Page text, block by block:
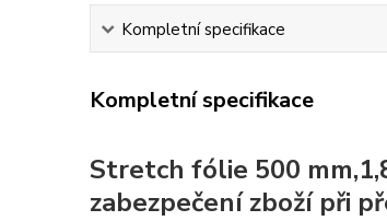
Kompletní specifikace
Kompletní specifikace
Stretch fólie 500
zabezpečení zboží při